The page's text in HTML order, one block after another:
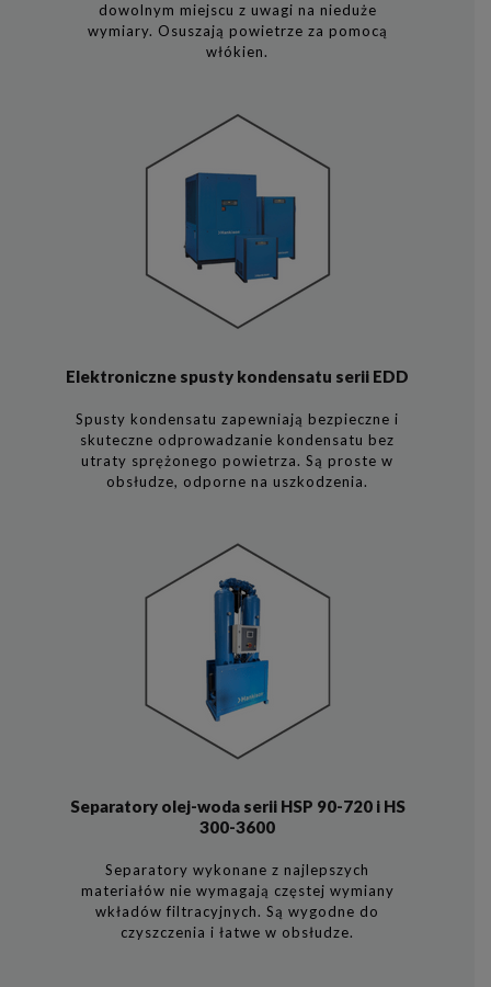
dowolnym miejscu z uwagi na nieduże
wymiary. Osuszają powietrze za pomocą
włókien.
Elektroniczne spusty kondensatu serii EDD
Spusty kondensatu zapewniają bezpieczne i
skuteczne odprowadzanie kondensatu bez
utraty sprężonego powietrza. Są proste w
obsłudze, odporne na uszkodzenia.
Separatory olej-woda serii HSP 90-720 i HS
300-3600
Separatory wykonane z najlepszych
materiałów nie wymagają częstej wymiany
wkładów filtracyjnych. Są wygodne do
czyszczenia i łatwe w obsłudze.